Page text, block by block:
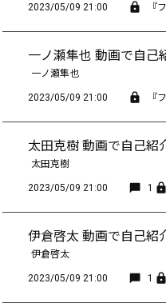
2023/05/09 21:00 『
一ノ瀬隼也 動画で自己
一ノ瀬隼也
2023/05/09 21:00 『
太田克樹 動画で自己紹
太田克樹
2023/05/09 21:00 1
伊倉啓太 動画で自己紹
伊倉啓太
2023/05/09 21:00 1